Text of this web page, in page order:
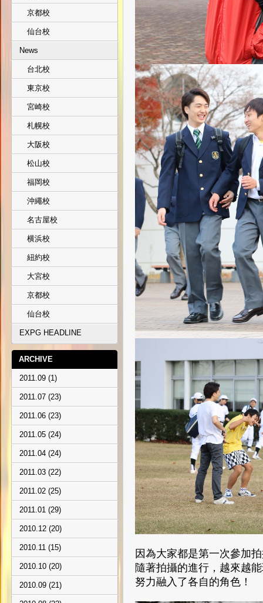
京都校
仙台校
News
台北校
東京校
宮崎校
札幌校
大阪校
松山校
福岡校
沖繩校
名古屋校
横浜校
紐約校
大宮校
京都校
仙台校
EXPG HEADLINE
ARCHIVE
2011.09 (1)
2011.07 (23)
2011.06 (23)
2011.05 (24)
2011.04 (24)
2011.03 (22)
2011.02 (25)
2011.01 (29)
2010.12 (20)
2010.11 (15)
2010.10 (20)
2010.09 (21)
因為大家都是第一次參加
隨著拍攝的進行，越來越
努力融入了各自的角色！